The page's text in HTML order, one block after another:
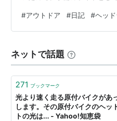
#アウトドア #日記 #ヘッ
ネットで話題
271 ブックマーク
光より速く走る原付バイクがあ
します。その原付バイクのヘッ
トの光は... - Yahoo!知恵袋